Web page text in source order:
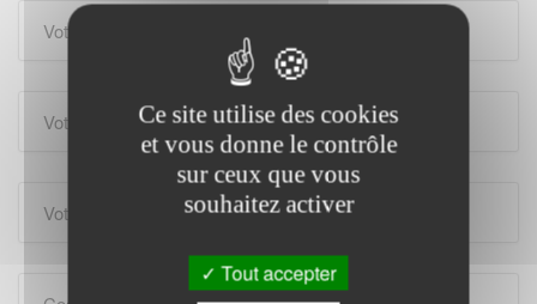
Ce site utilise des cookies
et vous donne le contrôle
sur ceux que vous
souhaitez activer
Tout accepter